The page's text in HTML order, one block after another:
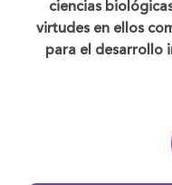
ciencias
virtudes en ellos
para el desarrollo